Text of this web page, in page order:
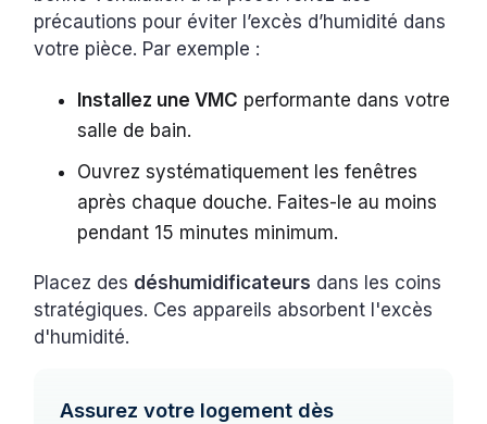
précautions pour éviter l’excès d’humidité dans
votre pièce. Par exemple :
Installez une VMC performante dans votre
salle de bain.
Ouvrez systématiquement les fenêtres
après chaque douche. Faites-le au moins
pendant 15 minutes minimum.
Placez des déshumidificateurs dans les coins
stratégiques. Ces appareils absorbent l'excès
d'humidité.
Assurez votre logement dès